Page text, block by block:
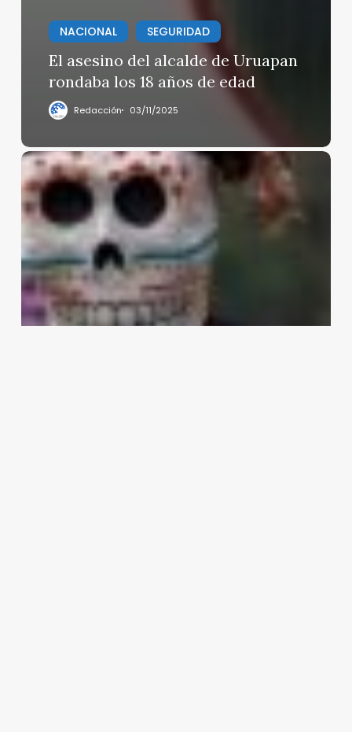
NACIONAL SEGURIDAD
El asesino del alcalde de Uruapan
rondaba los 18 años de edad
Redacción 03/11/2025
Gran
Desfile
del
Día
Muertos
en
Ciudad
de
México